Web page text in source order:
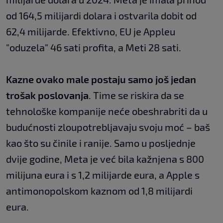
od 164,5 milijardi dolara i ostvarila dobit od
62,4 milijarde. Efektivno, EU je Appleu
"oduzela" 46 sati profita, a Meti 28 sati.
Kazne ovako male postaju samo još jedan
trošak poslovanja. Time se riskira da se
tehnološke kompanije neće obeshrabriti da u
budućnosti zloupotrebljavaju svoju moć – baš
kao što su činile i ranije. Samo u posljednje
dvije godine, Meta je već bila kažnjena s 800
milijuna eura i s 1,2 milijarde eura, a Apple s
antimonopolskom kaznom od 1,8 milijardi
eura.